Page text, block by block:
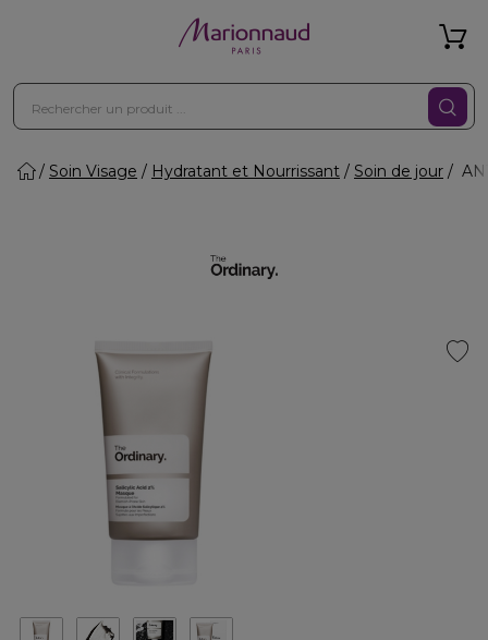
Soin Visage Hydratant et Nourrissant Soin de jour